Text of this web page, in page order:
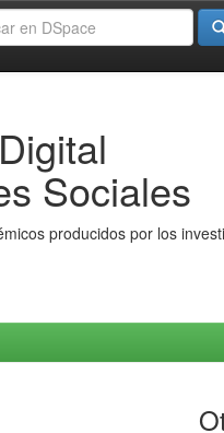
Sociales
producidos por los